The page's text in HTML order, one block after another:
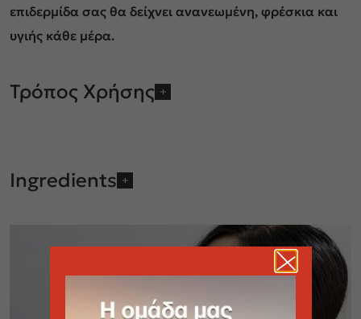
επιδερμίδα σας θα δείχνει ανανεωμένη, φρέσκια και
υγιής κάθε μέρα.
Τρόπος Χρήσης
Ingredients